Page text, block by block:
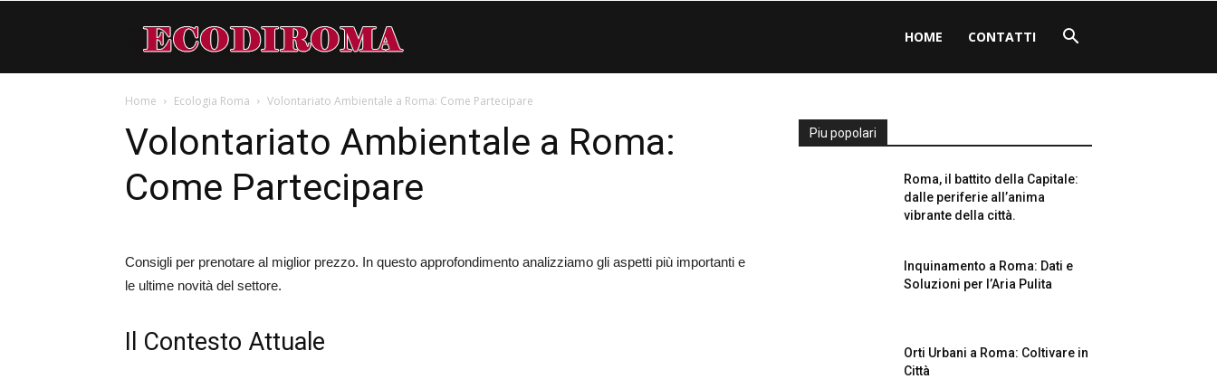
di
Roma
HOME CONTATTI
Home Ecologia Roma Volontariato Ambientale a Roma: Come Partecipare
Volontariato Ambientale a Roma:
Come Partecipare
Consigli per prenotare al miglior prezzo. In questo approfondimento analizziamo gli aspetti più importanti e
le ultime novità del settore.
Il Contesto Attuale
Piu popolari
Roma, il battito della Capitale:
dalle periferie all’anima
vibrante della città.
Inquinamento a Roma: Dati e
Soluzioni per l’Aria Pulita
Orti Urbani a Roma: Coltivare in
Città